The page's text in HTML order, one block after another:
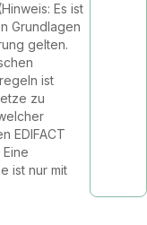
Es ist
Grundlagen
gelten.
ist
zu
EDIFACT
ist nur mit